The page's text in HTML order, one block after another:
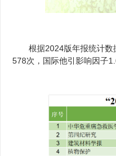
根据2024版年报统计数
578次，国际他引影响因子